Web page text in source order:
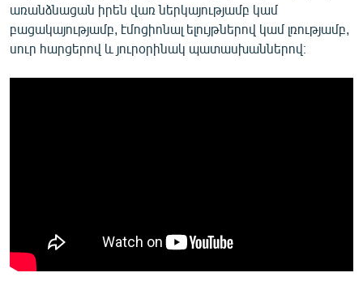
ԲԱՆԱՎԵՃ
ՁԳՏԵԼՈՎ ԼԱՎԱԳՈՒՅՆԻՆ
ՓՈԴՔԱՍԹ
առանձնացան իրեն վառ ներկայությամբ կամ
բացակայությամբ, էմոցիոնալ ելույթներով կամ լռությամբ,
սուր հարցերով և յուրօրինակ պատասխաններով։